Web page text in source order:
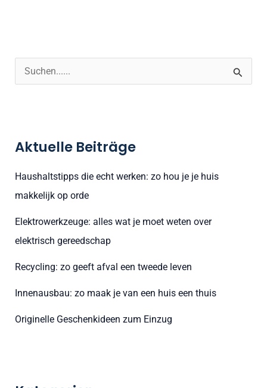
e
c
h
:
Aktuelle Beiträge
Haushaltstipps die echt werken: zo hou je je huis
makkelijk op orde
Elektrowerkzeuge: alles wat je moet weten over
elektrisch gereedschap
Recycling: zo geeft afval een tweede leven
Innenausbau: zo maak je van een huis een thuis
Originelle Geschenkideen zum Einzug